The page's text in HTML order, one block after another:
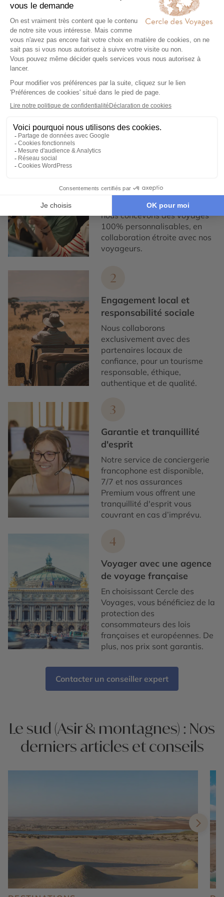
Voyage dans le
désert du Moyen-
Orient
groupe dans le
désert
Expertise et co-construction
construction
Chez Cercle des Voyages,
nous concevons des voyages
100% personnalisables, en
collaboration étroite avec nos
voyageurs.
2
Engagement local et
responsabilité sociale
Nous collaborons
exclusivement avec des
partenaires locaux de
confiance, pour un tourisme
responsable, éthique,
authentique et de qualité.
3
Garantie et tranquillité
d'esprit
Notre service de conciergerie
francophone est disponible,
7/7 et nos assurances
Premium vous offrent une
tranquillité d'esprit vous
couvrant en cas d’imprévu.
4
Voyager avec une agence
de voyage française
En choisissant Cercle des
Voyages, vous bénéficiez de la
protection des
consommateurs des lois
françaises et européennes. De
plus, nos prix sont garantis.
Contacter un conseiller expert
Le sud (Asir & montagnes) : Nos
derniers articles et conseils